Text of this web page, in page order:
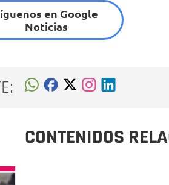
en Google
Noticias
CONTENIDOS